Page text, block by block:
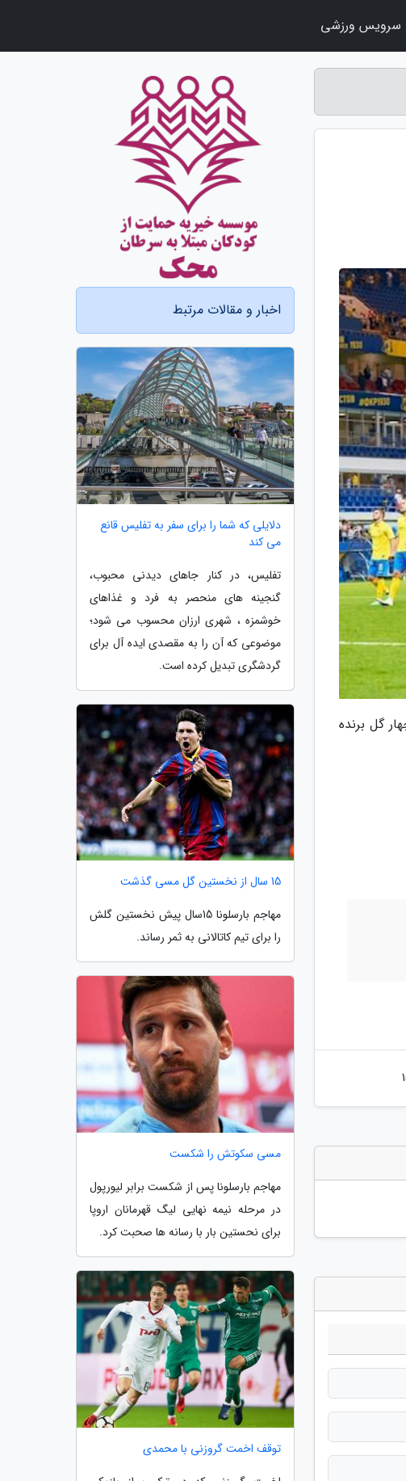
گل برنده
اخبار و مقالات مرتبط
دلایلی که شما را برای سفر به تفلیس قانع
می کند
تفلیس، در کنار جاهای دیدنی محبوب،
گنجینه های منحصر به فرد و غذاهای
خوشمزه ، شهری ارزان محسوب می شود؛
موضوعی که آن را به مقصدی ایده آل برای
گردشگری تبدیل کرده است.
15 سال از نخستین گل مسی گذشت
مهاجم بارسلونا 15سال پیش نخستین گلش
را برای تیم کاتالانی به ثمر رساند.
مسی سکوتش را شکست
مهاجم بارسلونا پس از شکست برابر لیورپول
در مرحله نیمه نهایی لیگ قهرمانان اروپا
برای نحستین بار با رسانه ها صحبت کرد.
توقف اخمت گروزنی با محمدی
سرویس ورزشی